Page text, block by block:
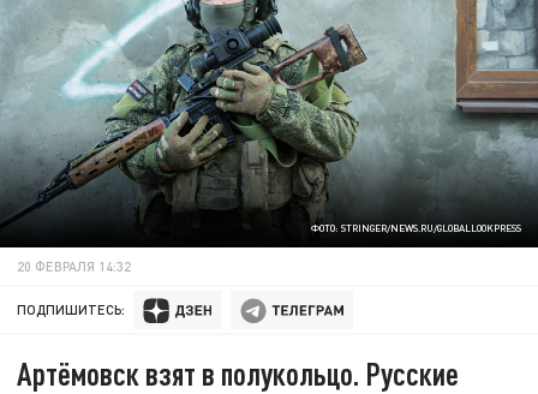
ФОТО: STRINGER/NEWS.RU/GLOBALLOOKPRESS
20 ФЕВРАЛЯ 14:32
ПОДПИШИТЕСЬ:
Артёмовск взят в полукольцо. Русские